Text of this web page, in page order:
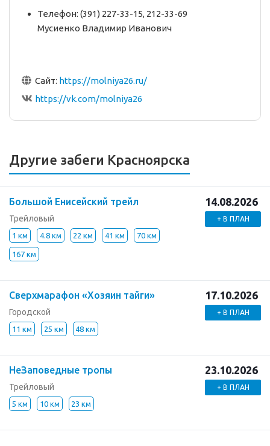
Телефон: (391) 227-33-15, 212-33-69
Мусиенко Владимир Иванович
Сайт: https://molniya26.ru/
https://vk.com/molniya26
Другие забеги Красноярска
Большой Енисейский трейл
Трейловый
1 км 4.8 км 22 км 41 км 70 км
167 км
14.08.2026
+ В ПЛАН
Сверхмарафон «Хозяин тайги»
Городской
11 км 25 км 48 км
17.10.2026
+ В ПЛАН
НеЗаповедные тропы
Трейловый
5 км 10 км 23 км
23.10.2026
+ В ПЛАН